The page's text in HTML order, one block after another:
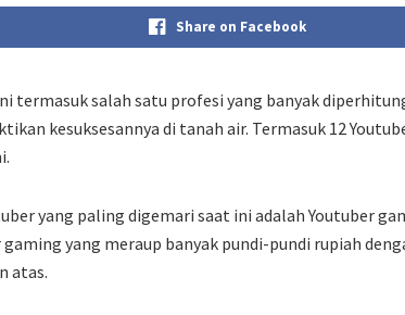
Share on Facebook
termasuk salah satu profesi yang banyak
kesuksesannya di tanah air. Termasuk 12
yang paling digemari saat ini adalah Youtuber
gaming yang meraup banyak pundi-pundi rupiah
atas.